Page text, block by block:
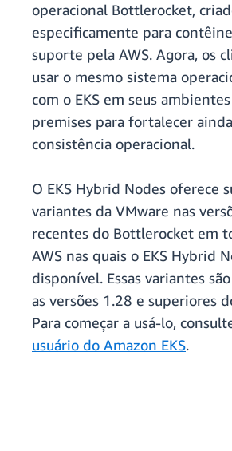
operacional Bottlerocket,
especificamente para
suporte pela AWS. Agora, os
usar o mesmo sistema
com o EKS em seus
premises para fortalecer
consistência operacional.
O EKS Hybrid Nodes oferece
variantes da VMware nas
recentes do Bottlerocket em
AWS nas quais o EKS Hybrid
disponível. Essas variantes
as versões 1.28 e superiores
Para começar a usá-lo,
usuário do Amazon EKS.